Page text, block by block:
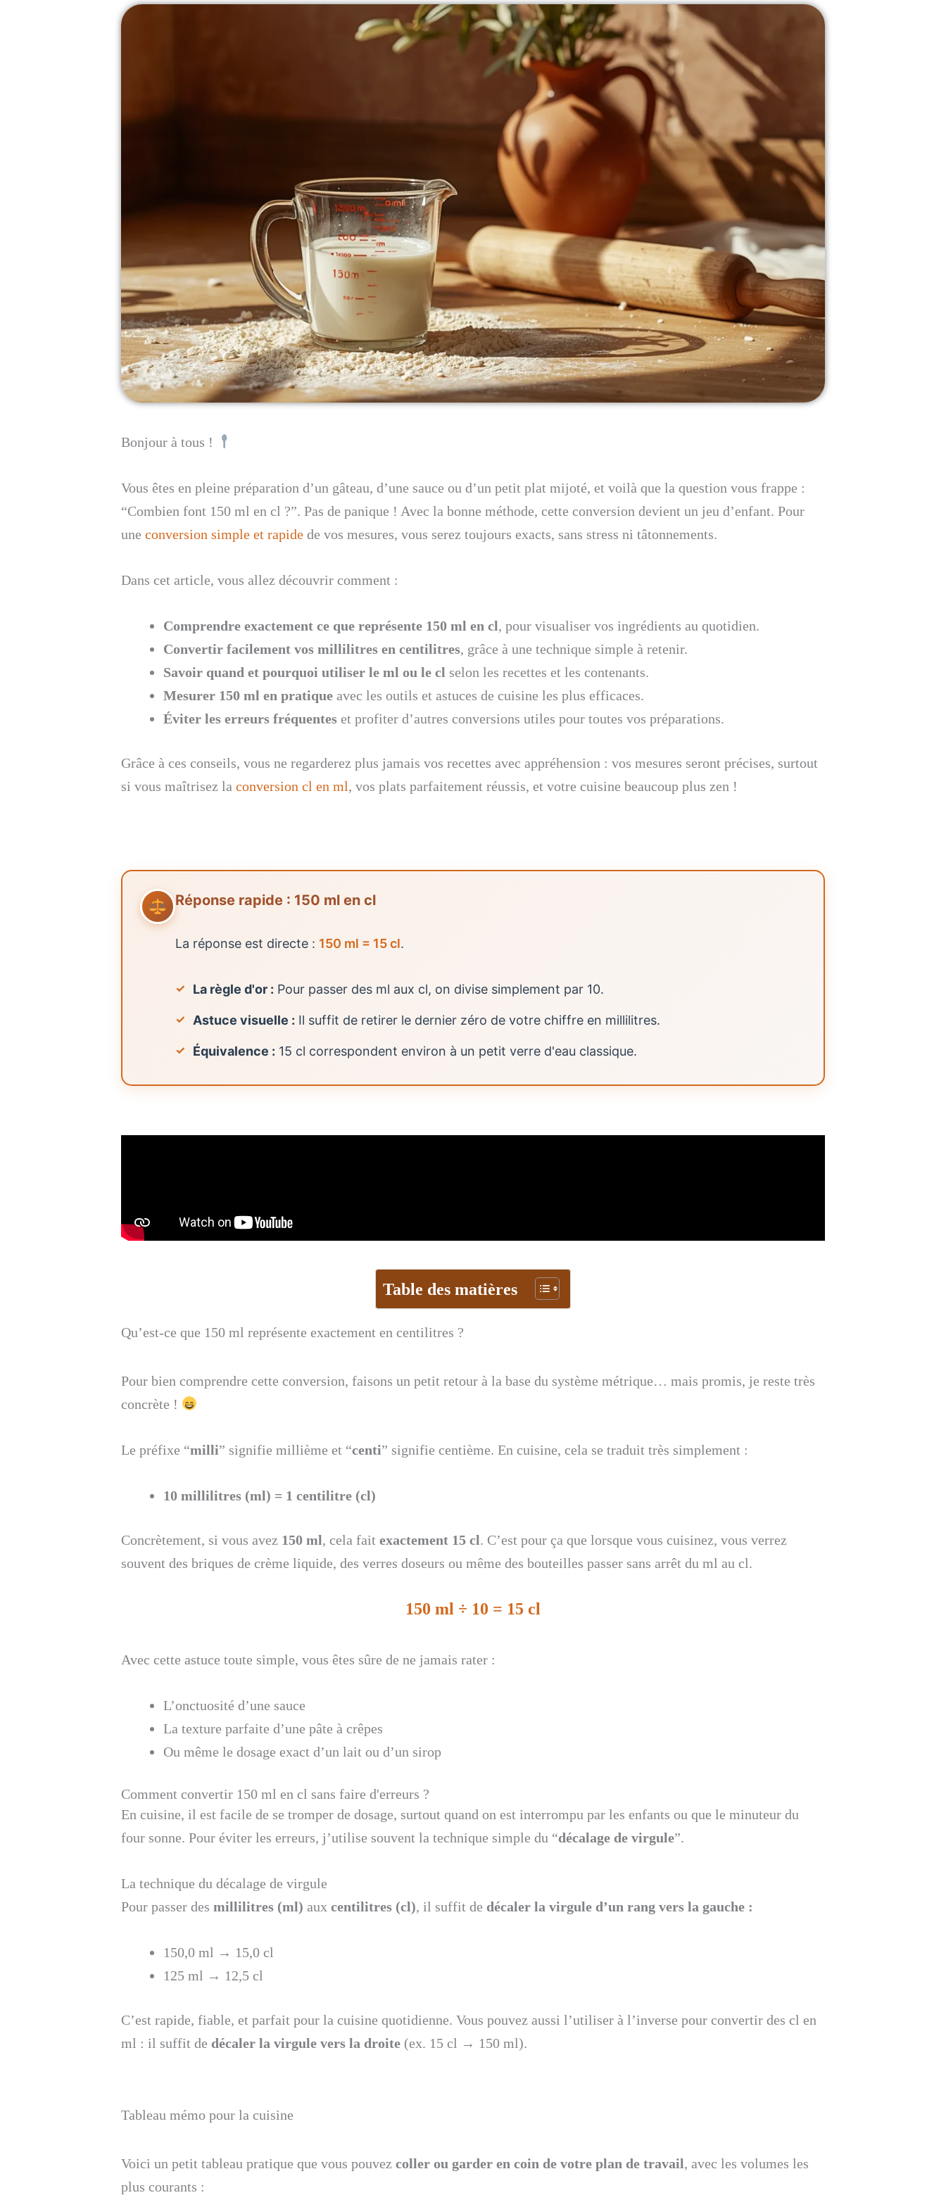
Bonjour à tous !
Vous êtes en pleine préparation d’un gâteau, d’une sauce ou d’un petit plat mijoté, et voilà que la question vous frappe :
“Combien font 150 ml en cl ?”. Pas de panique ! Avec la bonne méthode, cette conversion devient un jeu d’enfant. Pour
une conversion simple et rapide de vos mesures, vous serez toujours exacts, sans stress ni tâtonnements.
Dans cet article, vous allez découvrir comment :
Comprendre exactement ce que représente 150 ml en cl, pour visualiser vos ingrédients au quotidien.
Convertir facilement vos millilitres en centilitres, grâce à une technique simple à retenir.
Savoir quand et pourquoi utiliser le ml ou le cl selon les recettes et les contenants.
Mesurer 150 ml en pratique avec les outils et astuces de cuisine les plus efficaces.
Éviter les erreurs fréquentes et profiter d’autres conversions utiles pour toutes vos préparations.
Grâce à ces conseils, vous ne regarderez plus jamais vos recettes avec appréhension : vos mesures seront précises, surtout
si vous maîtrisez la conversion cl en ml, vos plats parfaitement réussis, et votre cuisine beaucoup plus zen !
Réponse rapide : 150 ml en cl
La réponse est directe : 150 ml = 15 cl.
La règle d'or : Pour passer des ml aux cl, on divise simplement par 10.
Astuce visuelle : Il suffit de retirer le dernier zéro de votre chiffre en millilitres.
Équivalence : 15 cl correspondent environ à un petit verre d'eau classique.
Table des matières
Qu’est-ce que 150 ml représente exactement en centilitres ?
Pour bien comprendre cette conversion, faisons un petit retour à la base du système métrique… mais promis, je reste très
concrète !
Le préfixe “milli” signifie millième et “centi” signifie centième. En cuisine, cela se traduit très simplement :
10 millilitres (ml) = 1 centilitre (cl)
Concrètement, si vous avez 150 ml, cela fait exactement 15 cl. C’est pour ça que lorsque vous cuisinez, vous verrez
souvent des briques de crème liquide, des verres doseurs ou même des bouteilles passer sans arrêt du ml au cl.
150 ml ÷ 10 = 15 cl
Avec cette astuce toute simple, vous êtes sûre de ne jamais rater :
L’onctuosité d’une sauce
La texture parfaite d’une pâte à crêpes
Ou même le dosage exact d’un lait ou d’un sirop
Comment convertir 150 ml en cl sans faire d'erreurs ?
En cuisine, il est facile de se tromper de dosage, surtout quand on est interrompu par les enfants ou que le minuteur du
four sonne. Pour éviter les erreurs, j’utilise souvent la technique simple du “décalage de virgule”.
La technique du décalage de virgule
Pour passer des millilitres (ml) aux centilitres (cl), il suffit de décaler la virgule d’un rang vers la gauche :
150,0 ml → 15,0 cl
125 ml → 12,5 cl
C’est rapide, fiable, et parfait pour la cuisine quotidienne. Vous pouvez aussi l’utiliser à l’inverse pour convertir des cl en
ml : il suffit de décaler la virgule vers la droite (ex. 15 cl → 150 ml).
Tableau mémo pour la cuisine
Voici un petit tableau pratique que vous pouvez coller ou garder en coin de votre plan de travail, avec les volumes les
plus courants :